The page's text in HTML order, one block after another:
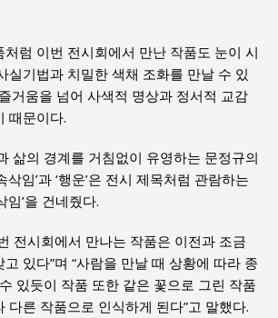
럼 이번 전시회에서 만난 작품도 눈이 시
실기법과 치밀한 색채 조화를 만날 수 있
거움을 넘어 사색적 명상과 정서적 교감
때문이다.
삶의 경계를 거침없이 유영하는 문정규의
삭임’과 ‘행운’은 전시 제목처럼 관람하는
임’을 건네줬다.
전시회에서 만나는 작품은 이전과 조금
있다”며 “사람을 만날 때 상황에 따라 종
있듯이 작품 또한 같은 꽃으로 그린 작품
다른 작품으로 인식하게 된다”고 말했다.